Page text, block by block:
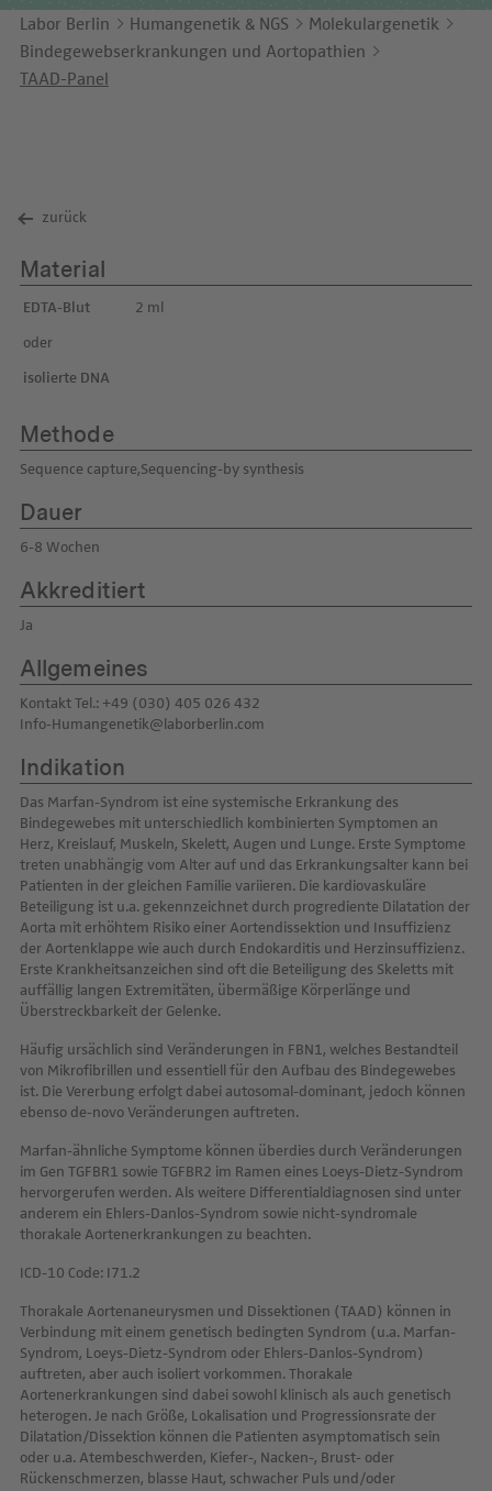
LEICHTE SPRACHE
KONTAKT
Unternehmensbericht
Immunologie
Laboratoriumsmedizin & Toxikologie
Studien & Kooperationen
Zusammenarbeit und Managementleistungen
Fragen und Antworten
Labor Berlin Humangenetik & NGS
Molekulargenetik
Bindegewebserkrankungen und Aortopathien
TAAD-Panel
zurück
Material
EDTA-Blut 2 ml
oder
isolierte DNA
Methode
Sequence capture,Sequencing-by synthesis
Dauer
6-8 Wochen
Akkreditiert
Ja
Allgemeines
Kontakt Tel.: +49 (030) 405 026 432
Info-Humangenetik@laborberlin.com
Indikation
Das Marfan-Syndrom ist eine systemische Erkrankung des
Bindegewebes mit unterschiedlich kombinierten Symptomen an
Herz, Kreislauf, Muskeln, Skelett, Augen und Lunge. Erste Symptome
treten unabhängig vom Alter auf und das Erkrankungsalter kann bei
Patienten in der gleichen Familie variieren. Die kardiovaskuläre
Beteiligung ist u.a. gekennzeichnet durch progrediente Dilatation der
Aorta mit erhöhtem Risiko einer Aortendissektion und Insuffizienz
der Aortenklappe wie auch durch Endokarditis und Herzinsuffizienz.
Erste Krankheitsanzeichen sind oft die Beteiligung des Skeletts mit
auffällig langen Extremitäten, übermäßige Körperlänge und
Überstreckbarkeit der Gelenke.
Häufig ursächlich sind Veränderungen in FBN1, welches Bestandteil
von Mikrofibrillen und essentiell für den Aufbau des Bindegewebes
ist. Die Vererbung erfolgt dabei autosomal-dominant, jedoch können
ebenso de-novo Veränderungen auftreten.
Marfan-ähnliche Symptome können überdies durch Veränderungen
im Gen TGFBR1 sowie TGFBR2 im Ramen eines Loeys-Dietz-Syndrom
hervorgerufen werden. Als weitere Differentialdiagnosen sind unter
anderem ein Ehlers-Danlos-Syndrom sowie nicht-syndromale
thorakale Aortenerkrankungen zu beachten.
ICD-10 Code: I71.2
Thorakale Aortenaneurysmen und Dissektionen (TAAD) können in
Verbindung mit einem genetisch bedingten Syndrom (u.a. Marfan-
Syndrom, Loeys-Dietz-Syndrom oder Ehlers-Danlos-Syndrom)
auftreten, aber auch isoliert vorkommen. Thorakale
Aortenerkrankungen sind dabei sowohl klinisch als auch genetisch
heterogen. Je nach Größe, Lokalisation und Progressionsrate der
Dilatation/Dissektion können die Patienten asymptomatisch sein
oder u.a. Atembeschwerden, Kiefer-, Nacken-, Brust- oder
Rückenschmerzen, blasse Haut, schwacher Puls und/oder